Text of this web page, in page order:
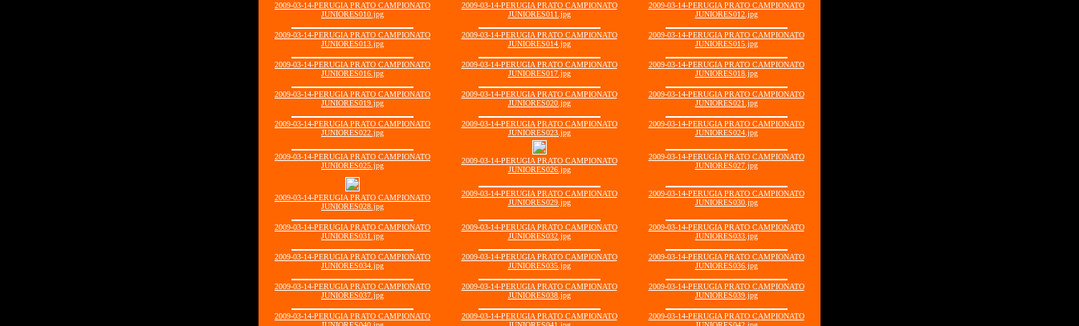
2009-03-14-PERUGIA PRATO CAMPIONATO
JUNIORES010.jpg
2009-03-14-PERUGIA PRATO CAMPIONATO
JUNIORES011.jpg
2009-03-14-PERUGIA PRATO CAMPIONATO
JUNIORES012.jpg
2009-03-14-PERUGIA PRATO CAMPIONATO
JUNIORES013.jpg
2009-03-14-PERUGIA PRATO CAMPIONATO
JUNIORES014.jpg
2009-03-14-PERUGIA PRATO CAMPIONATO
JUNIORES015.jpg
2009-03-14-PERUGIA PRATO CAMPIONATO
JUNIORES016.jpg
2009-03-14-PERUGIA PRATO CAMPIONATO
JUNIORES017.jpg
2009-03-14-PERUGIA PRATO CAMPIONATO
JUNIORES018.jpg
2009-03-14-PERUGIA PRATO CAMPIONATO
JUNIORES019.jpg
2009-03-14-PERUGIA PRATO CAMPIONATO
JUNIORES020.jpg
2009-03-14-PERUGIA PRATO CAMPIONATO
JUNIORES021.jpg
2009-03-14-PERUGIA PRATO CAMPIONATO
JUNIORES022.jpg
2009-03-14-PERUGIA PRATO CAMPIONATO
JUNIORES023.jpg
2009-03-14-PERUGIA PRATO CAMPIONATO
JUNIORES024.jpg
2009-03-14-PERUGIA PRATO CAMPIONATO
JUNIORES025.jpg
2009-03-14-PERUGIA PRATO CAMPIONATO
JUNIORES026.jpg
2009-03-14-PERUGIA PRATO CAMPIONATO
JUNIORES027.jpg
2009-03-14-PERUGIA PRATO CAMPIONATO
JUNIORES028.jpg
2009-03-14-PERUGIA PRATO CAMPIONATO
JUNIORES029.jpg
2009-03-14-PERUGIA PRATO CAMPIONATO
JUNIORES030.jpg
2009-03-14-PERUGIA PRATO CAMPIONATO
JUNIORES031.jpg
2009-03-14-PERUGIA PRATO CAMPIONATO
JUNIORES032.jpg
2009-03-14-PERUGIA PRATO CAMPIONATO
JUNIORES033.jpg
2009-03-14-PERUGIA PRATO CAMPIONATO
JUNIORES034.jpg
2009-03-14-PERUGIA PRATO CAMPIONATO
JUNIORES035.jpg
2009-03-14-PERUGIA PRATO CAMPIONATO
JUNIORES036.jpg
2009-03-14-PERUGIA PRATO CAMPIONATO
JUNIORES037.jpg
2009-03-14-PERUGIA PRATO CAMPIONATO
JUNIORES038.jpg
2009-03-14-PERUGIA PRATO CAMPIONATO
JUNIORES039.jpg
2009-03-14-PERUGIA PRATO CAMPIONATO
2009-03-14-PERUGIA PRATO CAMPIONATO
2009-03-14-PERUGIA PRATO CAMPIONATO